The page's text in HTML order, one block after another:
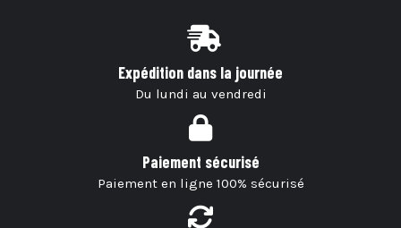
Expédition dans la journée
Du lundi au vendredi
Paiement sécurisé
Paiement en ligne 100% sécurisé